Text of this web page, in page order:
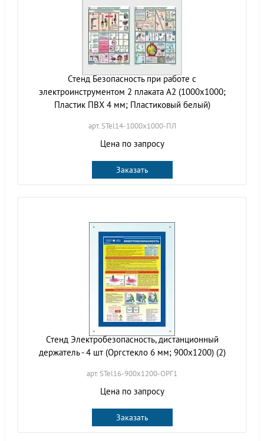
Стенд Безопасность при работе с
электроинструментом 2 плаката А2 (1000х1000;
Пластик ПВХ 4 мм; Пластиковый белый)
арт. STel14-1000х1000-ПЛ
Цена по запросу
Заказать
Стенд Электробезопасность, дистанционный
держатель - 4 шт (Оргстекло 6 мм; 900х1200) (2)
арт. STel16-900х1200-ОРГ1
Цена по запросу
Заказать